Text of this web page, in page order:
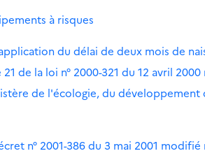
à risques
du délai de deux mois de
de la loi n° 2000-321 du 12 avril
de l'écologie, du développement
n° 2001-386 du 3 mai 2001